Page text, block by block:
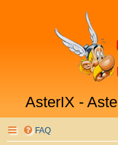
AsterIX -
FAQ